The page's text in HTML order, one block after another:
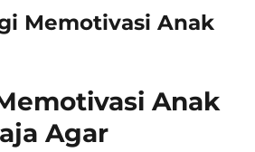
Memotivasi Anak
Anak
Agar